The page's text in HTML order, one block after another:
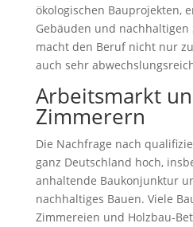
ökologischen Bauprojekten,
Gebäuden und nachhaltigen
macht den Beruf nicht nur
auch sehr
Arbeitsmarkt
Zimmerern
Die Nachfrage nach
ganz Deutschland hoch,
anhaltende Baukonjunktur
nachhaltiges Bauen. Viele
Zimmereien und Holzbau-